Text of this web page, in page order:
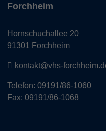
Forchheim
Hornschuchallee 20
91301 Forchheim
kontakt@vhs-
Telefon: 09191/86-1060
Fax: 09191/86-1068